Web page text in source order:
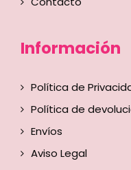
Información
Política de
Política de
Envíos
Aviso Legal